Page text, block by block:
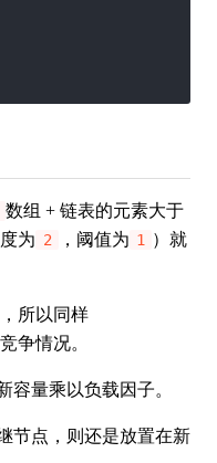
数组 + 链表的元素大于
为 2 ，阈值为 1
）就
所以同样
争情况。
容量乘以负载因子。
节点，则还是放置在新